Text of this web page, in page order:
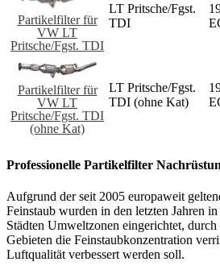
Partikelfilter für
VW LT
Pritsche/Fgst. TDI
LT Pritsche/Fgst.
TDI
Partikelfilter für
VW LT
Pritsche/Fgst. TDI
(ohne Kat)
LT Pritsche/Fgst.
TDI (ohne Kat)
Professionelle Partikelfilter
Aufgrund der seit 2005 europaweit
Feinstaub wurden in den letzten Jahren
Städten Umweltzonen eingerichtet,
Gebieten die Feinstaubkonzentration
Luftqualität verbessert werden soll.